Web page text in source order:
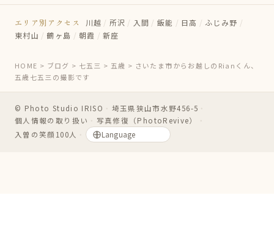
エリア別アクセス 川越 / 所沢 / 入間 / 飯能 / 日高 / ふじみ野 /
東村山 / 鶴ヶ島 / 朝霞 / 新座
HOME > ブログ > 七五三 > 五歳 > さいたま市からお越しのRianくん、
五歳七五三の撮影です
© Photo Studio IRISO ・ 埼玉県狭山市水野456-5 ・
個人情報の取り扱い ・ 写真修復（PhotoRevive）
・
入曽の笑顔100人 ・